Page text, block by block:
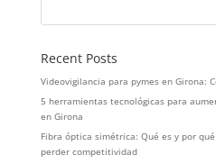
Recent Posts
Videovigilancia para pymes en Girona:
5 herramientas tecnológicas para
en Girona
Fibra óptica simétrica: Qué es y por
perder competitividad